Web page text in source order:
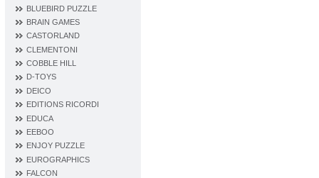
BLUEBIRD PUZZLE
BRAIN GAMES
CASTORLAND
CLEMENTONI
COBBLE HILL
D‐TOYS
DEICO
EDITIONS RICORDI
EDUCA
EEBOO
ENJOY PUZZLE
EUROGRAPHICS
FALCON